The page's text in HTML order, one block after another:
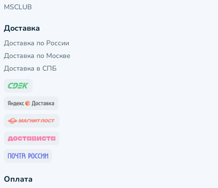
MSCLUB
Доставка
Доставка по России
Доставка по Москве
Доставка в СПБ
Оплата